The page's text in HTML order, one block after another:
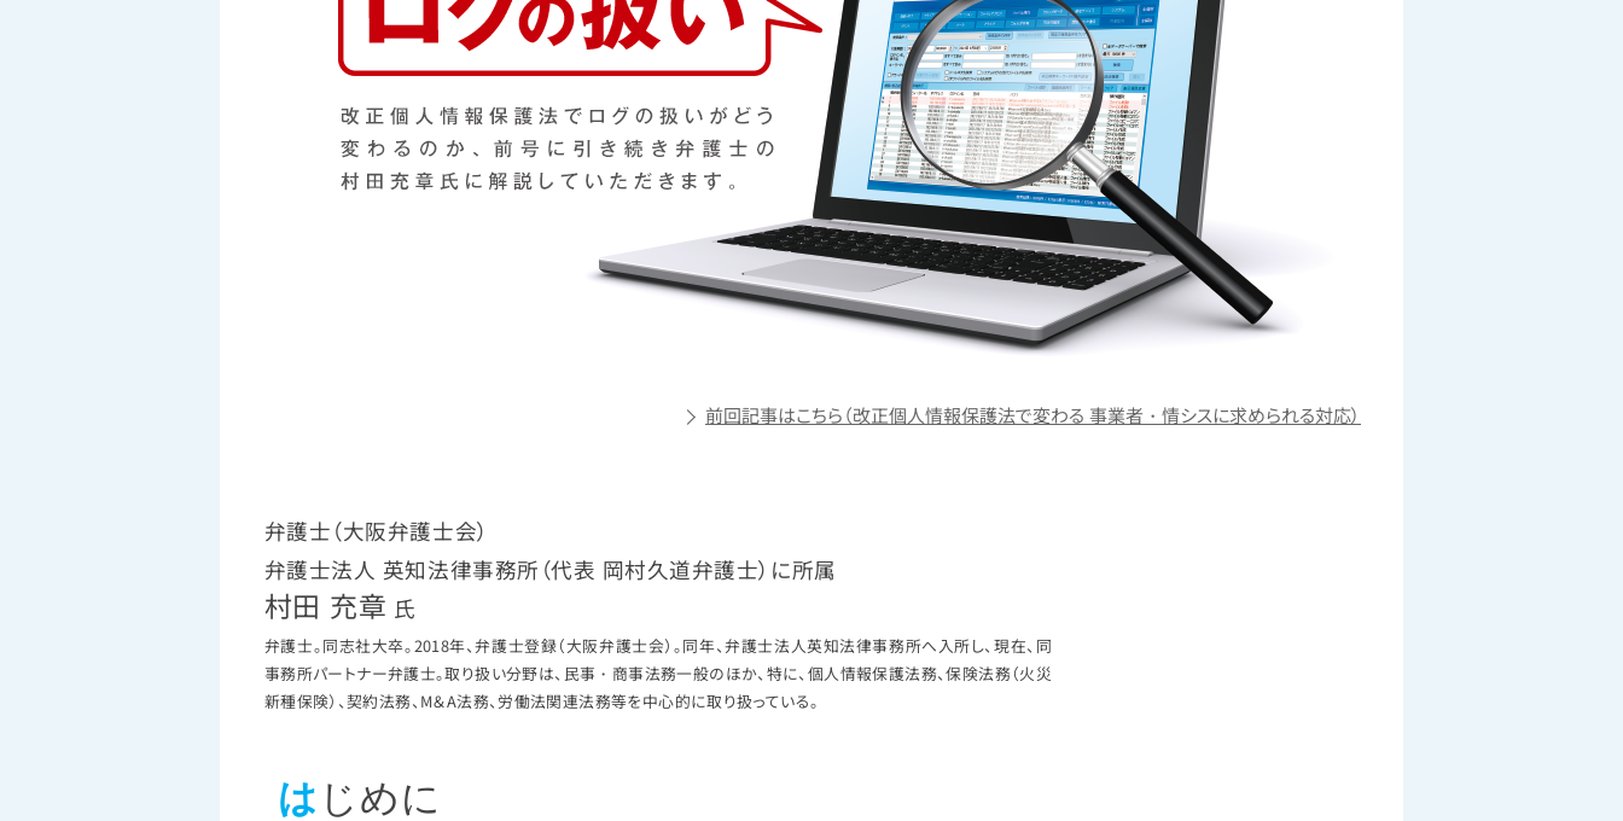
前回記事はこちら（改正個人情報保護法で変わる 事業者・情シスに求められる対応）
弁護士（大阪弁護士会）
弁護士法人 英知法律事務所（代表 岡村久道弁護士）に所属
村田 充章 氏
弁護士。同志社大卒。2018年、弁護士登録（大阪弁護士会）。同年、弁護士法人英知法律事務所へ入所し、現在、同
事務所パートナー弁護士。取り扱い分野は、民事・商事法務一般のほか、特に、個人情報保護法務、保険法務（火災
新種保険）、契約法務、M＆A法務、労働法関連法務等を中心的に取り扱っている。
は じめに